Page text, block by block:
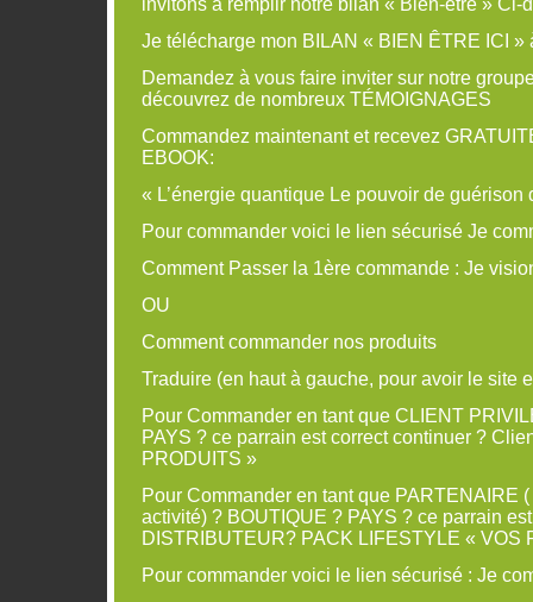
invitons à remplir notre bilan « Bien-être » Ci-
Je télécharge mon BILAN « BIEN ÊTRE ICI »
Demandez à vous faire inviter sur notre
découvrez de nombreux TÉMOIGNAGES
Commandez maintenant et recevez
EBOOK:
« L’énergie quantique Le pouvoir de guérison
Pour commander voici le lien sécurisé Je
Comment Passer la 1ère commande : Je
OU
Comment commander nos produits
Traduire (en haut à gauche, pour avoir le site
Pour Commander en tant que CLIENT
PAYS ? ce parrain est correct continuer ?
PRODUITS »
Pour Commander en tant que PARTENAIRE
activité) ? BOUTIQUE ? PAYS ? ce parrain
DISTRIBUTEUR? PACK LIFESTYLE « VOS
Pour commander voici le lien sécurisé : Je